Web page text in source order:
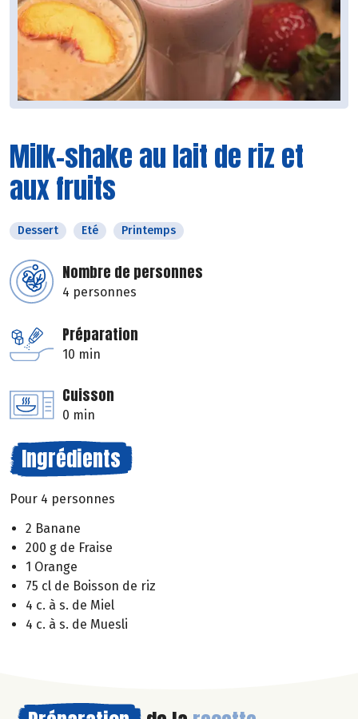
Milk-shake au lait de riz et
aux fruits
Dessert Eté Printemps
Nombre de personnes
4 personnes
Préparation
10 min
Cuisson
0 min
Ingrédients
Pour 4 personnes
2 Banane
200 g de Fraise
1 Orange
75 cl de Boisson de riz
4 c. à s. de Miel
4 c. à s. de Muesli